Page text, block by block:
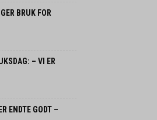
BRUK FOR
– VI ER
ENDTE GODT –